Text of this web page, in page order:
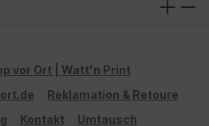
vor Ort | Watt'n Print
Reklamation & Retoure
Kontakt Umtausch